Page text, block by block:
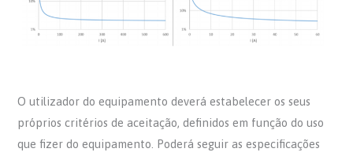
O utilizador do equipamento deverá estabelecer os seus
próprios critérios de aceitação, definidos em função do uso
que fizer do equipamento. Poderá seguir as especificações